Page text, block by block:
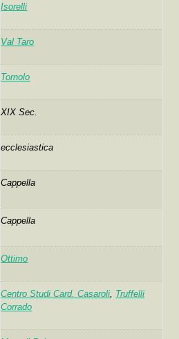
Isorelli
Val Taro
Tornolo
XIX Sec.
ecclesiastica
Cappella
Cappella
Ottimo
Centro Studi Card. Casaroli Truffelli
Corrado